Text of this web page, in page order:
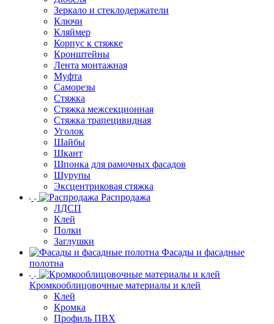
Зеркало и стеклодержатели
Ключи
Кляймер
Корпус к стяжке
Кронштейны
Лента монтажная
Муфта
Саморезы
Стяжка
Стяжка межсекционная
Стяжка трапецивидная
Уголок
Шайбы
Шкант
Шпонка для рамочных фасадов
Шурупы
Эксцентриковая стяжка
Распродажа
ЛДСП
Клей
Полки
Заглушки
Фасады и фасадные
полотна
Кромкооблицовочные материалы и клей
Клей
Кромка
Профиль ПВХ